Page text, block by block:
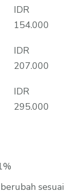
IDR
154.000
IDR
207.000
IDR
295.000
sesuai